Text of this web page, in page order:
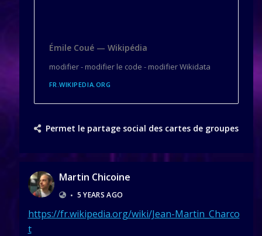
Émile Coué — Wikipédia
modifier - modifier le code - modifier Wikidata
FR.WIKIPEDIA.ORG
Permet le partage social des cartes de groupes
Martin Chicoine
• 5 YEARS AGO
https://fr.wikipedia.org/wiki/Jean-Martin_Charco
t